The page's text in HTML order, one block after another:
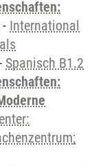
- International
Spanisch B1.2